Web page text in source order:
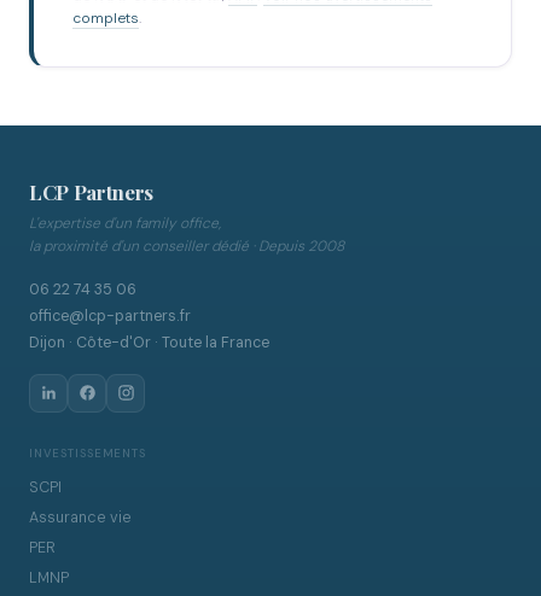
complets.
LCP Partners
L'expertise d'un family office,
la proximité d'un conseiller dédié · Depuis 2008
06 22 74 35 06
office@lcp-partners.fr
Dijon · Côte-d'Or · Toute la France
INVESTISSEMENTS
SCPI
Assurance vie
PER
LMNP